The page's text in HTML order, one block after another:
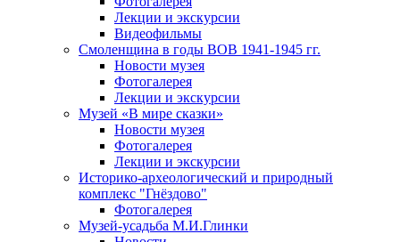
Лекции и экскурсии
Видеофильмы
Смоленщина в годы ВОВ 1941-1945 гг.
Новости музея
Фотогалерея
Лекции и экскурсии
Музей «В мире сказки»
Новости музея
Фотогалерея
Лекции и экскурсии
Историко-археологический и природный
комплекс "Гнёздово"
Фотогалерея
Музей-усадьба М.И.Глинки